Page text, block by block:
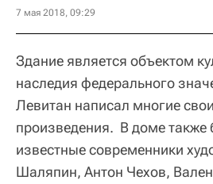
7 мая 2018, 09:29
Здание является объектом
наследия федерального
Левитан написал многие
произведения. В доме также
известные современники
Шаляпин, Антон Чехов,